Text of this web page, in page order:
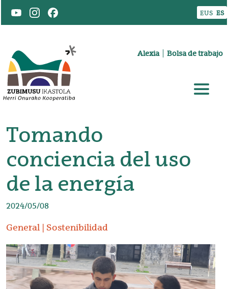
Pasar al contenido principal
EUS ES
Goiburuko menua Alexia Bolsa de trabajo
Tomando
conciencia del uso
de la energía
2024/05/08
General Sostenibilidad
Irudia